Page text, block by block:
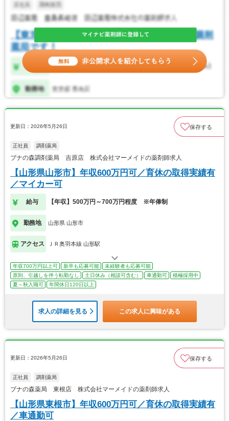
更新日：2026年5月26日 保存する
正社員 調剤薬局
ブナの森調剤薬局 吉原店 株式会社マーメイドの薬剤師求人
【山形県山形市】年収600万円可／育休の取得実績有
／マイカー可
給与 【年収】500万円～700万円程度 ※年俸制
勤務地 山形県 山形市
アクセス ＪＲ奥羽本線 山形駅
年収700万円以上可 新卒も応募可能
未経験者も応募可能
原則、引越しを伴う転勤なし
土日休み（相談可含む） 車通勤可
積極採用中
夏～秋入職可
年間休日120日以上
求人の詳細を見る この求人に興味がある
更新日：2026年5月26日 保存する
正社員 調剤薬局
ブナの森薬局 東根店 株式会社マーメイドの薬剤師求人
【山形県東根市】年収600万円可／育休の取得実績有
／車通勤可